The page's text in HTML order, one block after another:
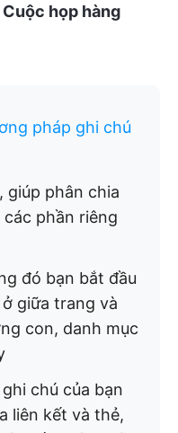
Cuộc họp hàng
pháp ghi chú
, giúp phân chia
phần riêng
đó bạn bắt đầu
giữa trang và
con, danh mục
chú của bạn
liên kết và thẻ,